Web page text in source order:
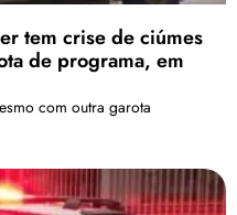
tem crise de ciúmes
de programa, em
com outra garota